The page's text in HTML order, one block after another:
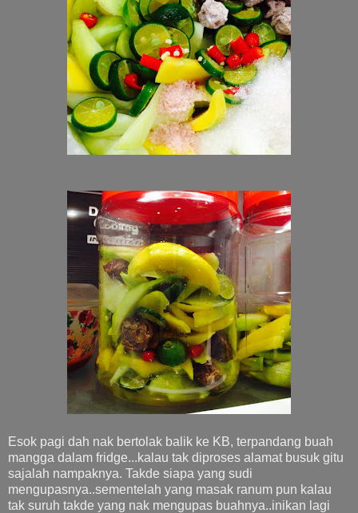
Esok pagi dah nak bertolak balik ke KB, terpandang buah
mangga dalam fridge...kalau tak diproses alamat busuk gitu
sajalah nampaknya. Takde siapa yang sudi
mengupasnya..sementelah yang masak ranum pun kalau
tak suruh takde yang nak mengupas buahnya..inikan lagi